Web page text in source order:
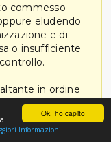
Ok, ho capito
Informazioni
commesso
eludendo
e di
o insufficiente
in ordine
in
La